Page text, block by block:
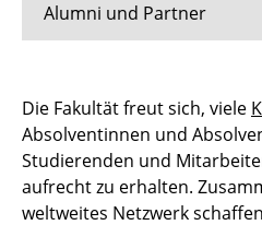
Alumni und Partner
Kooperationen und
Die Fakultät freut sich, viele
Absolventinnen und
Studierenden und
aufrecht zu erhalten.
weltweites Netzwerk